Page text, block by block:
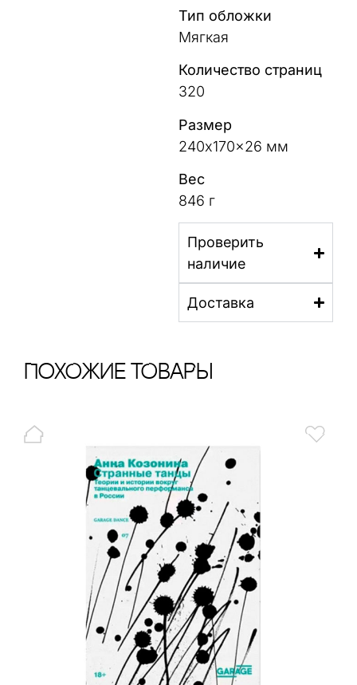
Тип обложки
Мягкая
Количество страниц
320
Размер
240x170x26 мм
Вес
846 г
Проверить
наличие
Доставка
ПохОжИе тОваРы